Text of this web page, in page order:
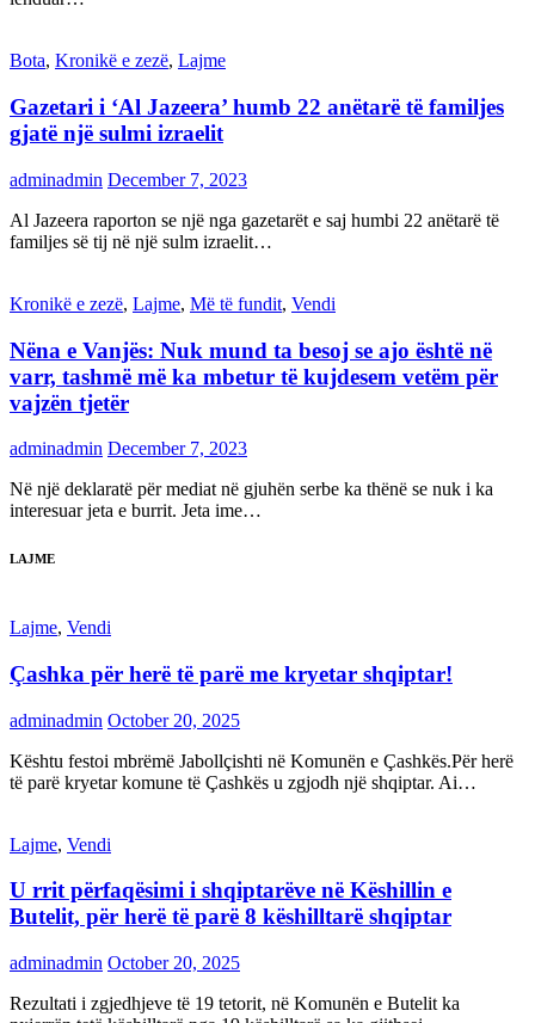
Bota, Kronikë e zezë, Lajme
Gazetari i ‘Al Jazeera’ humb 22 anëtarë të familjes
gjatë një sulmi izraelit
adminadmin December 7, 2023
Al Jazeera raporton se një nga gazetarët e saj humbi 22 anëtarë të
familjes së tij në një sulm izraelit…
Kronikë e zezë, Lajme, Më të fundit, Vendi
Nëna e Vanjës: Nuk mund ta besoj se ajo është në
varr, tashmë më ka mbetur të kujdesem vetëm për
vajzën tjetër
adminadmin December 7, 2023
Në një deklaratë për mediat në gjuhën serbe ka thënë se nuk i ka
interesuar jeta e burrit. Jeta ime…
LAJME
Lajme, Vendi
Çashka për herë të parë me kryetar shqiptar!
adminadmin October 20, 2025
Kështu festoi mbrëmë Jabollçishti në Komunën e Çashkës.Për herë
të parë kryetar komune të Çashkës u zgjodh një shqiptar. Ai…
Lajme, Vendi
U rrit përfaqësimi i shqiptarëve në Këshillin e
Butelit, për herë të parë 8 këshilltarë shqiptar
adminadmin October 20, 2025
Rezultati i zgjedhjeve të 19 tetorit, në Komunën e Butelit ka